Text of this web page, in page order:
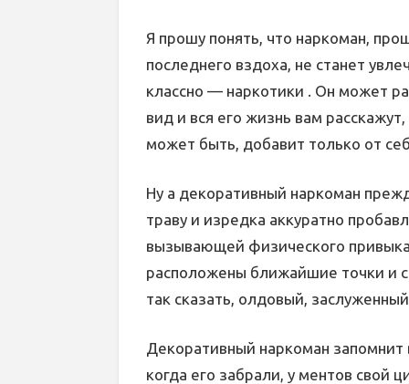
Я прошу понять, что наркоман,
последнего вздоха, не станет
классно — наркотики . Он может
вид и вся его жизнь вам
может быть, добавит только от
Ну а декоративный наркоман
траву и изредка аккуратно
вызывающей физического
расположены ближайшие точки и
так сказать, олдовый,
Декоративный наркоман
когда его забрали, у ментов свой